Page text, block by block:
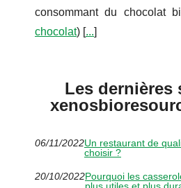
consommant du chocolat
chocolat) [...]
Les dernières
06/11/2022Un restaurant de
choisir ?
20/10/2022Pourquoi les